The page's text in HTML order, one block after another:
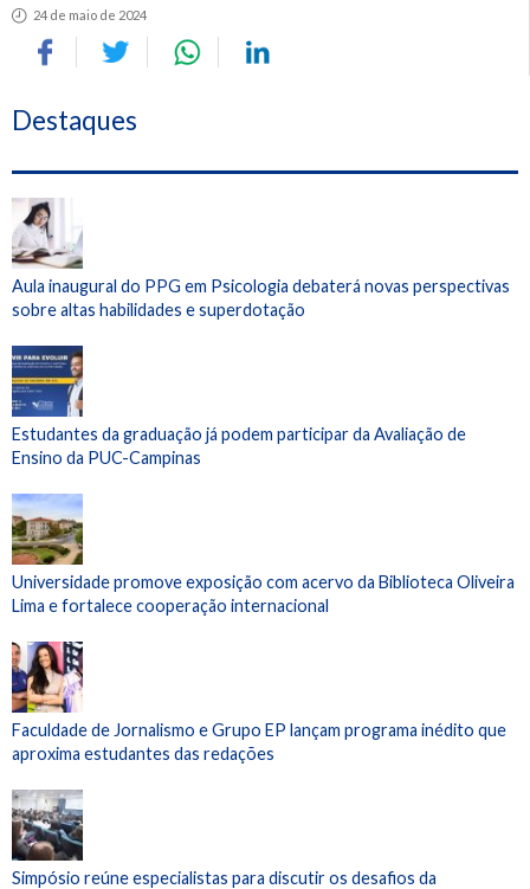
24 de maio de 2024
Destaques
Aula inaugural do PPG em Psicologia debaterá novas perspectivas
sobre altas habilidades e superdotação
Estudantes da graduação já podem participar da Avaliação de
Ensino da PUC-Campinas
Universidade promove exposição com acervo da Biblioteca Oliveira
Lima e fortalece cooperação internacional
Faculdade de Jornalismo e Grupo EP lançam programa inédito que
aproxima estudantes das redações
Simpósio reúne especialistas para discutir os desafios da